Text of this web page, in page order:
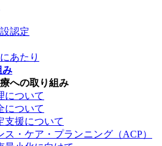
認定
あたり
み
への取り組み
について
について
支援について
ス・ケア・プランニング（ACP）